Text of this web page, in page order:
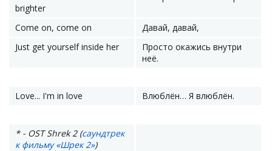
brighter
Come on, come on
Давай, давай,
Just get yourself inside her
Просто окажись внутри
неё.
Love... I'm in love Влюблён… Я влюблён.
* - OST Shrek 2 (саундтрек
к фильму «Шрек 2»)